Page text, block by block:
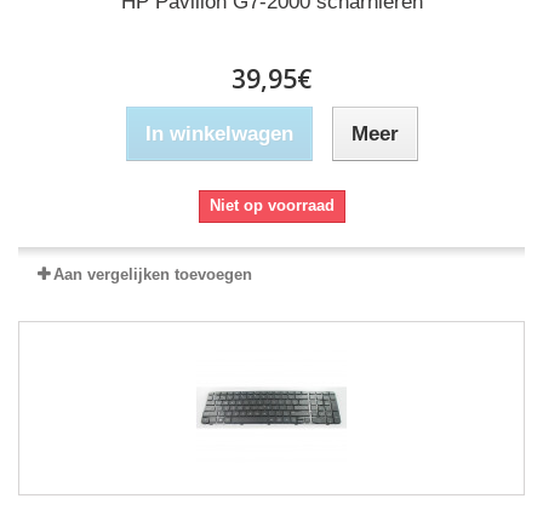
39,95€
In winkelwagen Meer
Niet op voorraad
Aan vergelijken toevoegen